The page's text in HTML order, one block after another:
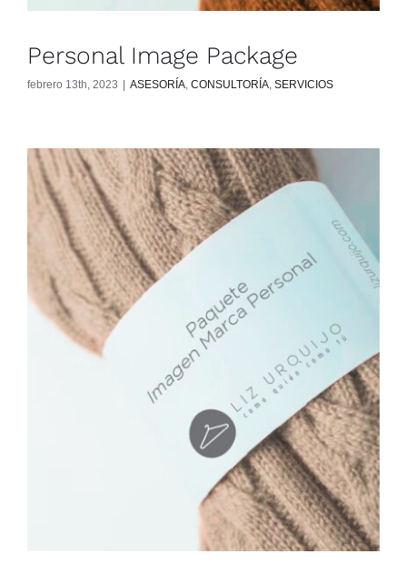
Personal Image Package
febrero 13th, 2023 ASESORÍA, CONSULTORÍA, SERVICIOS